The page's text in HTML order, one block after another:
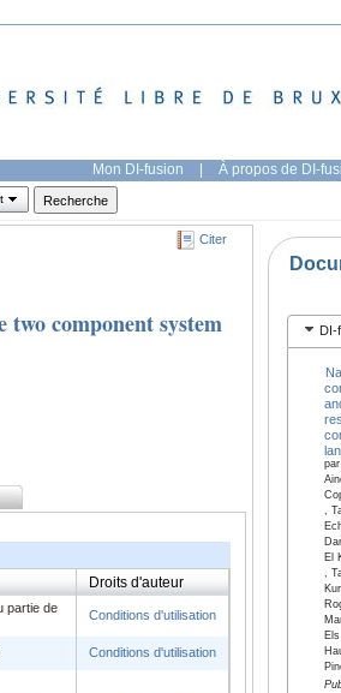
Mon DI-fusion | À propos de DI-
Citer
component system
Droits d'auteur
partie de
Conditions d'utilisation
Conditions d'utilisation
DI-
,
El
,